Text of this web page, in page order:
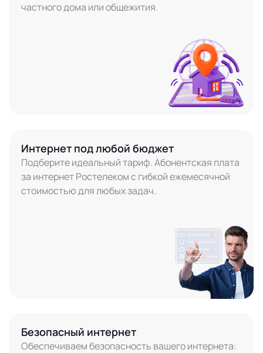
частного дома или общежития.
Интернет под любой бюджет
Подберите идеальный тариф. Абонентская плата
за интернет Ростелеком с гибкой ежемесячной
стоимостью для любых задач.
Безопасный интернет
Обеспечиваем безопасность вашего интернета: